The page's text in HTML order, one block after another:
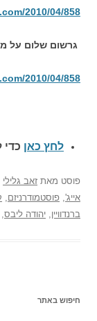
2010/04/858
גרשום שלום על
2010/04/858
לחץ כאן
פוסט מאת זאב גלילי
אייג', פוסטמודרניזם,
ברנדוויין, יהודה ליבס,
חיפוש באתר